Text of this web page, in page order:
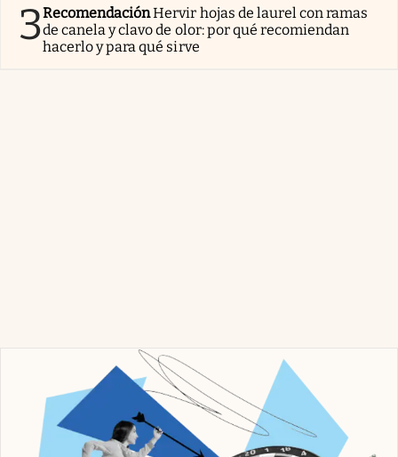
3RecomendaciónHervir hojas de laurel con ramas
de canela y clavo de olor: por qué recomiendan
hacerlo y para qué sirve